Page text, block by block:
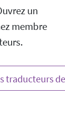
un
membre
traducteurs